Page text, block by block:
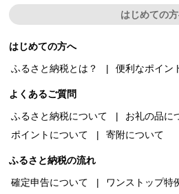
はじめての
はじめての方へ
ふるさと納税とは？
便利なポイン
よくあるご質問
ふるさと納税について
お礼の品に
ポイントについて
寄附について
ふるさと納税の流れ
確定申告について
ワンストップ特